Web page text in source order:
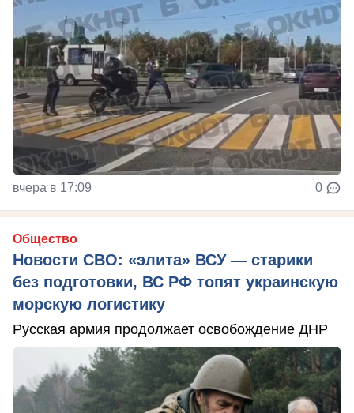
вчера в 17:09 0
Общество
Новости СВО: «элита» ВСУ — старики
без подготовки, ВС РФ топят украинскую
морскую логистику
Русская армия продолжает освобождение ДНР